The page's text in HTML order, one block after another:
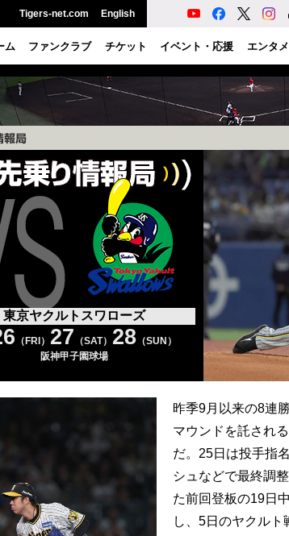
Tigers-net.com English
ム ファンクラブ チケット イベント・応援 エンタメ
東京ヤクルトスワローズ
（FRI） 27 （SAT） 28（SUN）
阪神甲子園球場
昨季9月以来の8連
マウンドを託され
だ。25日は投手指
シュなどで最終調
た前回登板の19日
し、5日のヤクルト